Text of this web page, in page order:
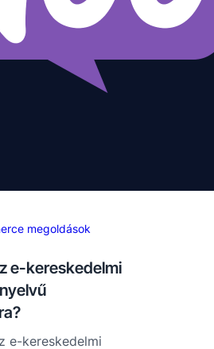
megoldások
e-kereskedelmi
e-kereskedelmi